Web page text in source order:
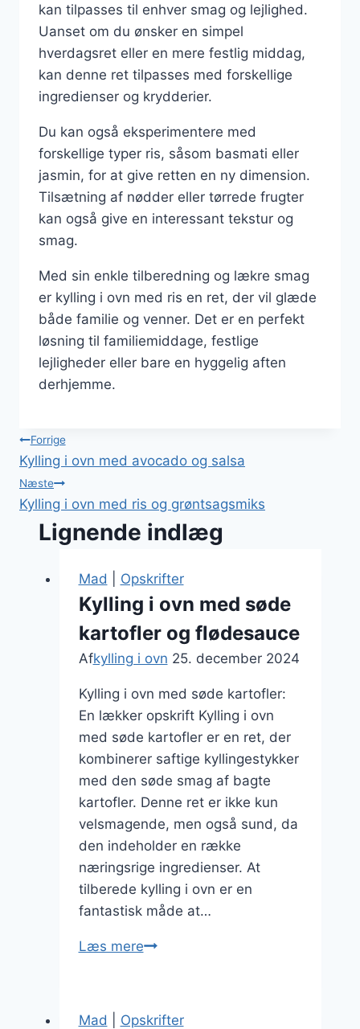
kan tilpasses til enhver smag og lejlighed.
Uanset om du ønsker en simpel
hverdagsret eller en mere festlig middag,
kan denne ret tilpasses med forskellige
ingredienser og krydderier.
Du kan også eksperimentere med
forskellige typer ris, såsom basmati eller
jasmin, for at give retten en ny dimension.
Tilsætning af nødder eller tørrede frugter
kan også give en interessant tekstur og
smag.
Med sin enkle tilberedning og lækre smag
er kylling i ovn med ris en ret, der vil glæde
både familie og venner. Det er en perfekt
løsning til familiemiddage, festlige
lejligheder eller bare en hyggelig aften
derhjemme.
Indlægsnavigation
Forrige
Kylling i ovn med avocado og salsa
Næste
Kylling i ovn med ris og grøntsagsmiks
Lignende indlæg
Mad Opskrifter
Kylling i ovn med søde
kartofler og flødesauce
Afkylling i ovn 25. december 2024
Kylling i ovn med søde kartofler:
En lækker opskrift Kylling i ovn
med søde kartofler er en ret, der
kombinerer saftige kyllingestykker
med den søde smag af bagte
kartofler. Denne ret er ikke kun
velsmagende, men også sund, da
den indeholder en række
næringsrige ingredienser. At
tilberede kylling i ovn er en
fantastisk måde at…
Læs mereKylling
med
Mad Opskrifter